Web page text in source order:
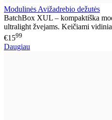
Modulinės Avižadrebio dežutės
BatchBox XUL – kompaktiška
ultralight žvejams. Keičiami
€1599
Daugiau